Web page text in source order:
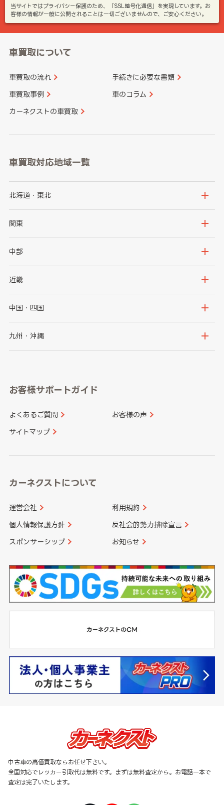
当サイトではプライバシー保護のため、「SSL暗号化通信」を実現しています。お
客様の情報が一般に公開されることは一切ございませんので、ご安心ください。
車買取について
車買取の流れ 手続きに必要な書類
車買取事例 車のコラム
カーネクストの車買取
車買取対応地域一覧
北海道・東北
北海道
岩手県
秋田県
関東
茨城県
群馬県
千葉県
中部
新潟県
石川県
山梨県
愛知県
近畿
大阪府
京都府
和歌山県
中国・四国
鳥取県
山口県
香川県 愛媛県
九州・沖縄
長崎県
大分県 宮崎県
お客様サポートガイド
よくあるご質問 お客様の声
サイトマップ
カーネクストについて
運営会社 利用規約
個人情報保護方針 反社会的勢力排除宣言
スポンサーシップ お知らせ
中古車の高価買取ならお任せ下さい。
全国対応でレッカー引取代は無料です。まずは無料査定から。お電話一本で
査定は完了いたします。